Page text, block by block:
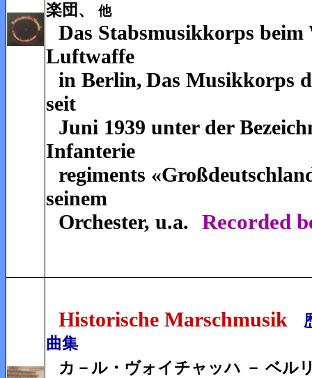
楽団、
他
Das Stabsmusikkorps
Luftwaffe
in Berlin, Das Musikkorps
seit
Juni 1939 unter der
Infanterie
regiments
seinem
Orchester, u.a.
Recorded
Historische Marschmusik
曲集
カ－ル・ヴォイチャッハ － ベ